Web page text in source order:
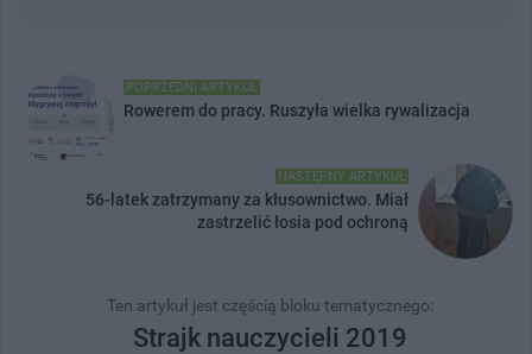
POPRZEDNI ARTYKUŁ
Rowerem do pracy. Ruszyła wielka rywalizacja
NASTĘPNY ARTYKUŁ
56-latek zatrzymany za kłusownictwo. Miał
zastrzelić łosia pod ochroną
Ten artykuł jest częścią bloku tematycznego:
Strajk nauczycieli 2019